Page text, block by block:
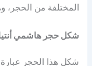
المختلفة من الحجر،
شكل حجر هاشمي
شكل هذا الحجر